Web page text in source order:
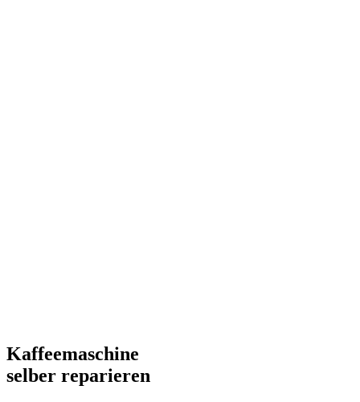
Kaffeemaschine
selber reparieren